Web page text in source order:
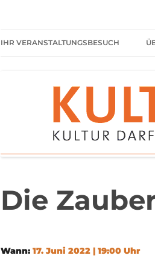
IHR VERANSTALTUNGSBESUCH
HIER HABEN SIE IMMER
FREIEN EINTRITT
SHARED READING
REGELN FÜR KULTURPARKETT
Die
Wann: 17. Juni 2022 | 19:00 Uhr